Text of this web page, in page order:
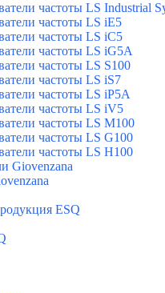
частоты LS Industrial
частоты LS iE5
частоты LS iC5
частоты LS iG5A
частоты LS S100
частоты LS iS7
частоты LS iP5A
частоты LS iV5
частоты LS M100
частоты LS G100
частоты LS H100
Giovenzana
ESQ